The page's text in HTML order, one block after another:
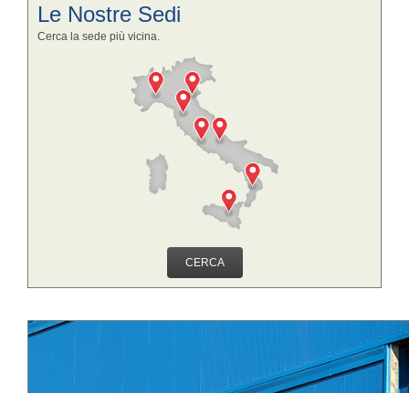
Le Nostre Sedi
Cerca la sede più vicina.
CERCA